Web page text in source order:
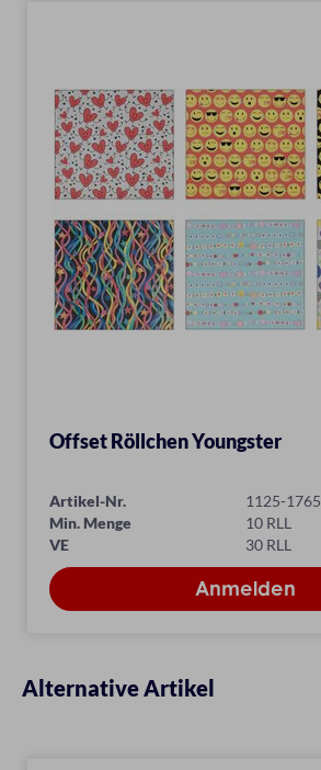
Offset Röllchen Youngster
Artikel-Nr.
1125-1765
Min. Menge
10 RLL
VE
30 RLL
Alternative Artikel